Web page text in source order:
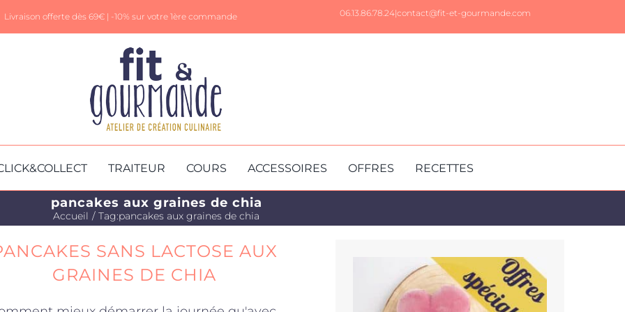
Livraison offerte dès 69€ | -10% sur votre 1ère commande 06.13.86.78.24|contact@fit-et-gourmande.com
TRAITEUR COURS ACCESSOIRES OFFRES RECETTES
pancakes aux graines de chia
Accueil Tag:pancakes aux graines de chia
SANS LACTOSE AUX
GRAINES DE CHIA